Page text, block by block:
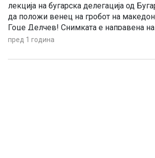
лекција на бугарска делегација од
да положи венец на гробот на
Гоце Делчев! Снимката е направена на
одбележува Денот кога е убиен
прашува дали за нив постои
пред 1 година